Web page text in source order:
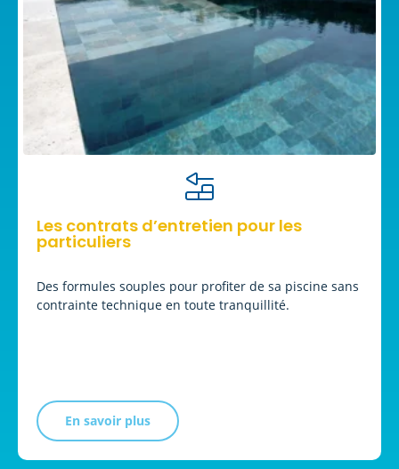
Les contrats d’entretien pour les
particuliers
Des formules souples pour profiter de sa piscine sans
contrainte technique en toute tranquillité.
En savoir plus